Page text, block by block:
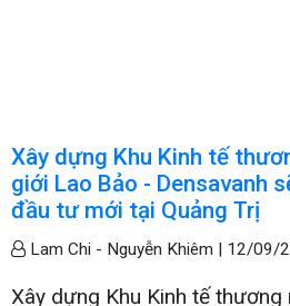
Xây dựng Khu Kinh tế
giới Lao Bảo - Densavanh
đầu tư mới tại Quảng Trị
Lam Chi - Nguyễn Khiêm | 12/09/
Xây dựng Khu Kinh tế thương